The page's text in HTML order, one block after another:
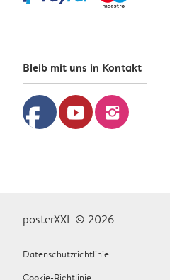
Bleib mit uns in Kontakt
facebook youtube instagram
posterXXL © 2026
Datenschutzrichtlinie
Cookie-Richtlinie